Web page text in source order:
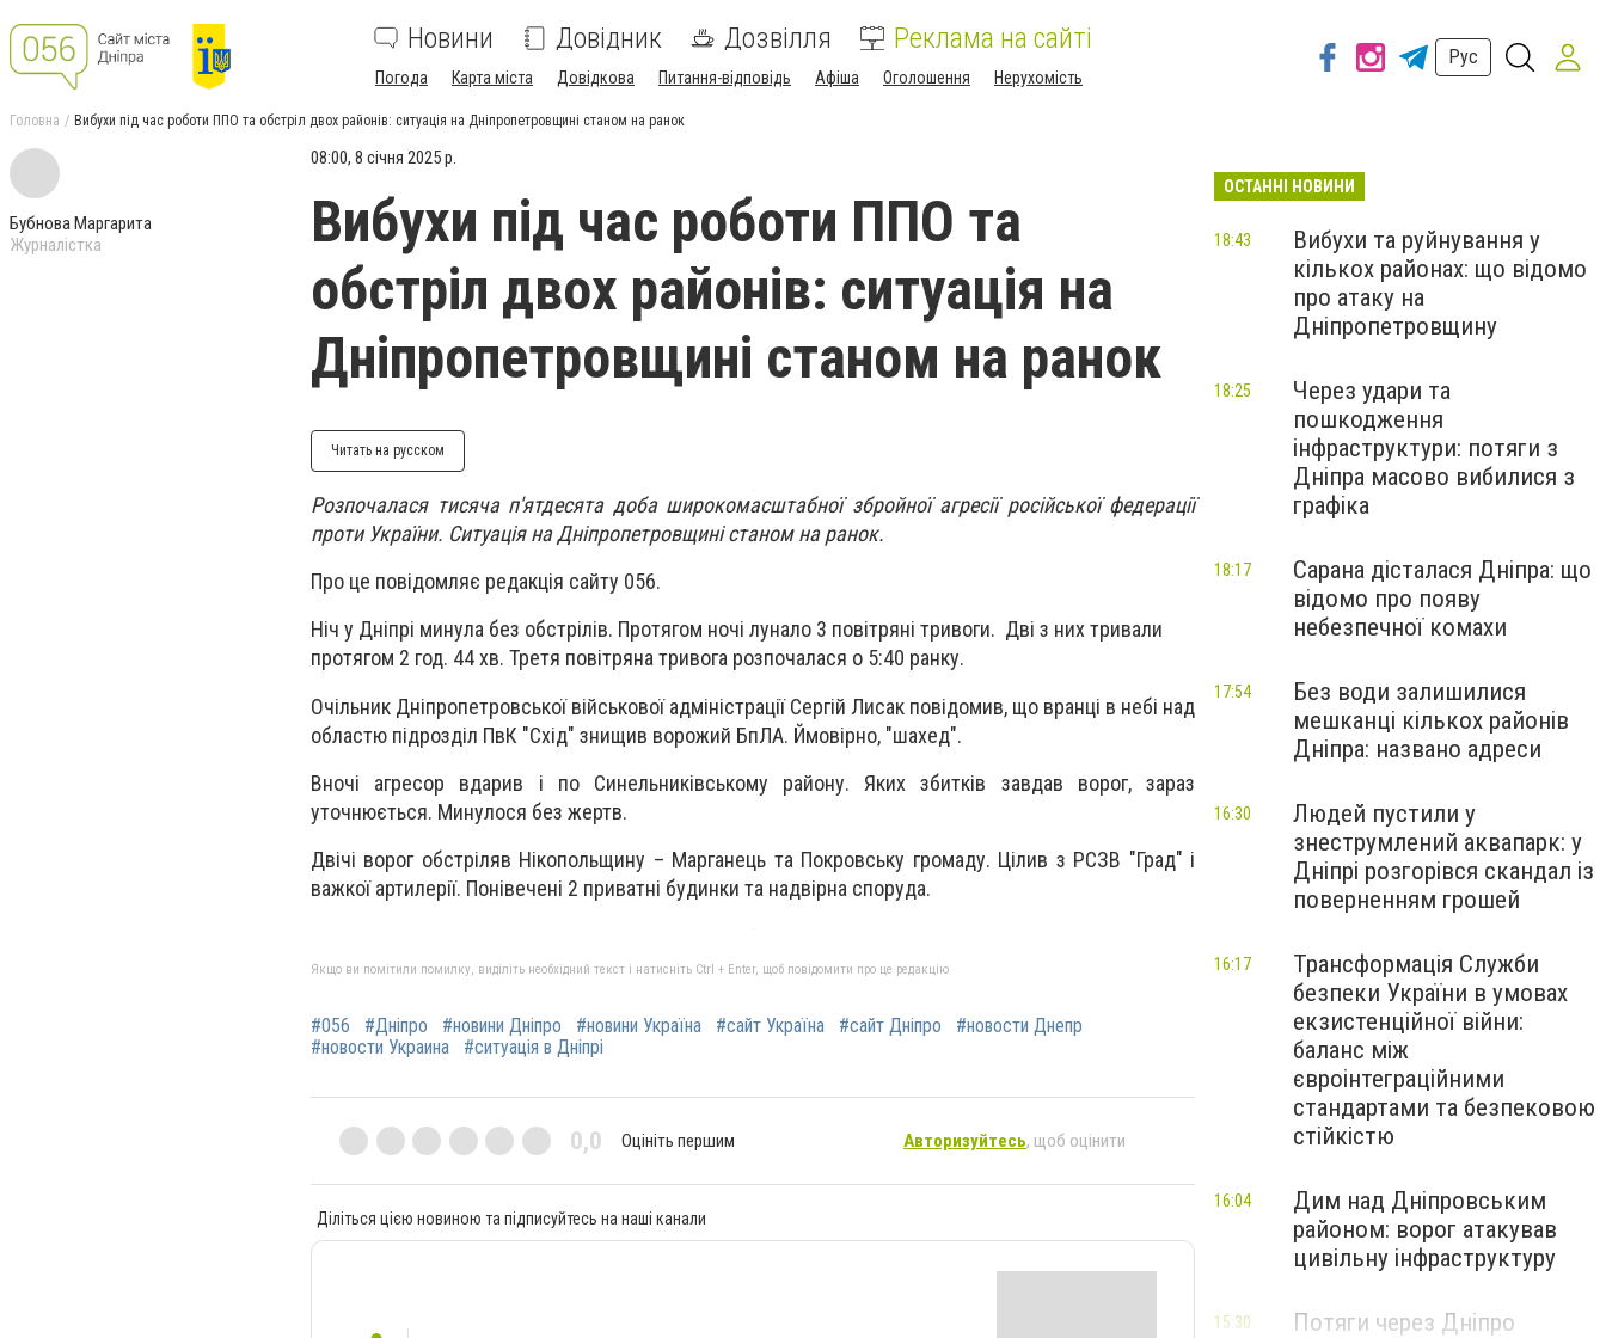
Новини Довідник Дозвілля Реклама на сайті
Погода Карта міста Довідкова Питання-відповідь Афіша Оголошення Нерухомість
Рус
Головна Вибухи під час роботи ППО та обстріл двох районів: ситуація на Дніпропетровщині станом на ранок
Бубнова Маргарита
Журналістка
08:00, 8 січня 2025 р.
Вибухи під час роботи ППО та
обстріл двох районів: ситуація на
Дніпропетровщині станом на ранок
Читать на русском
Розпочалася тисяча п'ятдесята доба широкомасштабної збройної агресії російської федерації
проти України. Ситуація на Дніпропетровщині станом на ранок.
Про це повідомляє редакція сайту 056.
Ніч у Дніпрі минула без обстрілів. Протягом ночі лунало 3 повітряні тривоги. Дві з них тривали
протягом 2 год. 44 хв. Третя повітряна тривога розпочалася о 5:40 ранку.
Очільник Дніпропетровської військової адміністрації Сергій Лисак повідомив, що вранці в небі над
областю підрозділ ПвК "Схід" знищив ворожий БпЛА. Ймовірно, "шахед".
Вночі агресор вдарив і по Синельниківському району. Яких збитків завдав ворог, зараз
уточнюється. Минулося без жертв.
Двічі ворог обстріляв Нікопольщину – Марганець та Покровську громаду. Цілив з РСЗВ "Град" і
важкої артилерії. Понівечені 2 приватні будинки та надвірна споруда.
Якщо ви помітили помилку, виділіть необхідний текст і натисніть Ctrl + Enter, щоб повідомити про це редакцію
#056 #Дніпро #новини Дніпро #новини Україна #сайт Україна #сайт Дніпро
#новости Днепр
#новости Украина
#ситуація в Дніпрі
0,0 Оцініть першим Авторизуйтесь, щоб оцінити
Діліться цією новиною та підписуйтесь на наші канали
ОСТАННІ НОВИНИ
Вибухи та руйнування у
кількох районах: що відомо
про атаку на
Дніпропетровщину
18:43
Через удари та
пошкодження
інфраструктури: потяги з
Дніпра масово вибилися з
графіка
18:25
Сарана дісталася Дніпра: що
відомо про появу
небезпечної комахи
18:17
Без води залишилися
мешканці кількох районів
Дніпра: названо адреси
17:54
Людей пустили у
знеструмлений аквапарк: у
Дніпрі розгорівся скандал із
поверненням грошей
16:30
Трансформація Служби
безпеки України в умовах
екзистенційної війни:
баланс між
євроінтеграційними
стандартами та безпековою
стійкістю
16:17
Дим над Дніпровським
районом: ворог атакував
цивільну інфраструктуру
16:04
Потяги через Дніпро
15:30